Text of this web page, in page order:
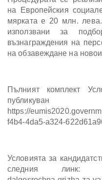
на Европейския
мярката е 20 млн.
използвани за
възнаграждения на
на обзавеждане на
Пълният комплект
https://
f4b4-4da5-a324-
Условията за
следния линк: